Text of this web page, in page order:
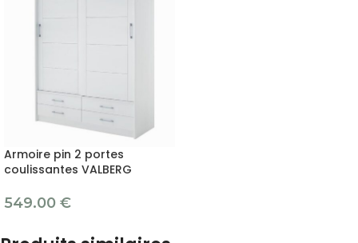
Armoire pin 2 portes
coulissantes VALBERG
549.00 €